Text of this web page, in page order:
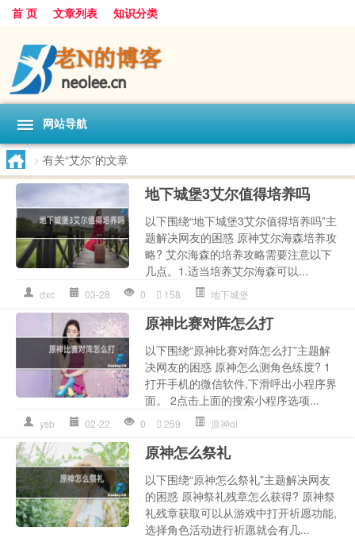
首 页 文章列表 知识分类
网站导航
> 有关“艾尔”的文章
地下城堡3艾尔值得培养吗
以下围绕“地下城堡3艾尔值得培养吗”主
题解决网友的困惑 原神艾尔海森培养攻
略? 艾尔海森的培养攻略需要注意以下
几点。1.适当培养艾尔海森可以...
dxc 03-28 0 158 地下城堡
原神比赛对阵怎么打
以下围绕“原神比赛对阵怎么打”主题解
决网友的困惑 原神怎么测角色练度? 1
打开手机的微信软件,下滑呼出小程序界
面。 2点击上面的搜索小程序选项...
ysb 02-22 0 259 原神ol
原神怎么祭礼
以下围绕“原神怎么祭礼”主题解决网友
的困惑 原神祭礼残章怎么获得? 原神祭
礼残章获取可以从游戏中打开祈愿功能,
选择角色活动进行祈愿就会有几...